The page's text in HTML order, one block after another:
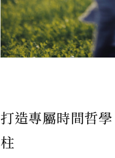
打造專屬時間哲
柱